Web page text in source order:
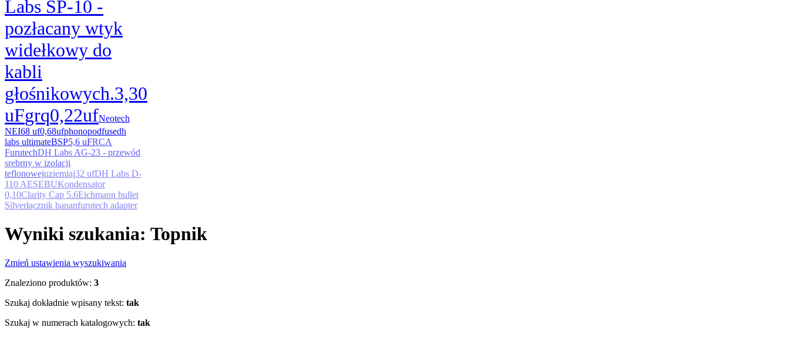
Labs SP-10 -
pozłacany wtyk
widełkowy do
kabli
głośnikowych.3,30
uFgrq0,22ufNeotech
NEI68 uf0,68ufphonopodfusedh
labs ultimateBSP5,6 uFRCA
FurutechDH Labs AG-23 - przewód
srebrny w izolacji
teflonowejuziemiaj32 ufDH Labs D-
110 AESEBUKondensator
0,10Clarity Cap 5.6Eichmann bullet
Silverłącznik bananfurutech adapter
Wyniki szukania: Topnik
Zmień ustawienia wyszukiwania
Znaleziono produktów: 3
Szukaj dokładnie wpisany tekst: tak
Szukaj w numerach katalogowych: tak